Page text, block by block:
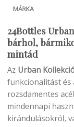
MÁRKA
24Bottles
bárhol,
mintád
Az Urban
funkcionalitást és
rozsdamentes
mindennapi
kirándulásokról,